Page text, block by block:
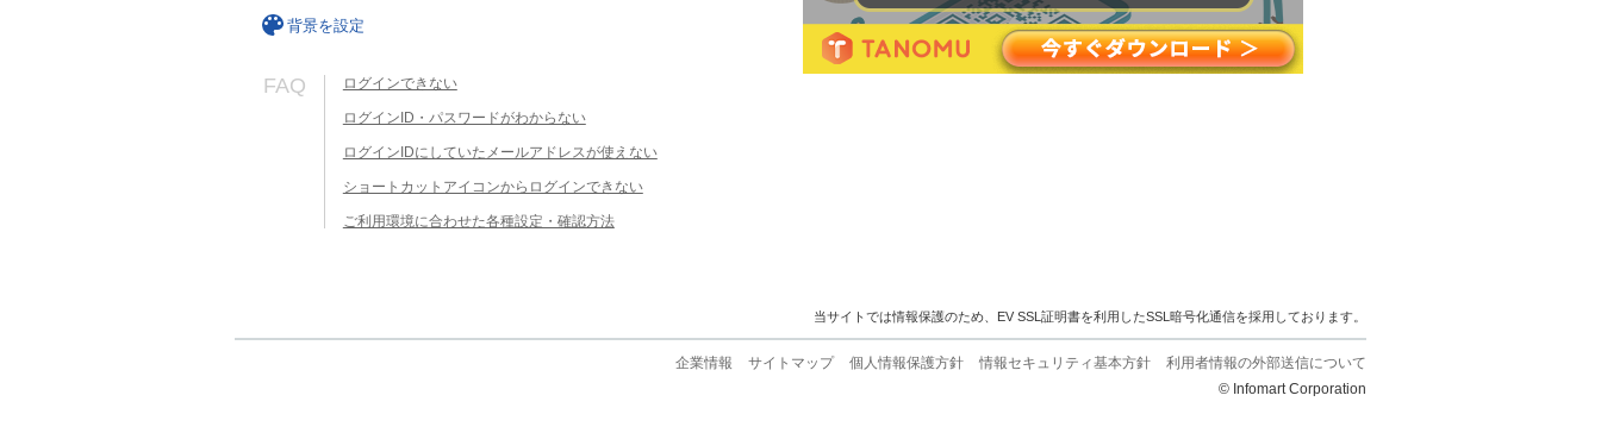
背景を設定
FAQ ログインできない
ログインID・パスワードがわからない
ログインIDにしていたメールアドレスが使えない
ショートカットアイコンからログインできない
ご利用環境に合わせた各種設定・確認方法
当サイトでは情報保護のため、EV SSL証明書を利用したSSL暗号化通信を採用しております。
企業情報 サイトマップ 個人情報保護方針 情報セキュリティ基本方針
利用者情報の外部送信について
© Infomart Corporation